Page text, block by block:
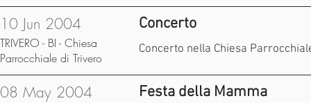
10 Jun 2004
TRIVERO - BI - Chiesa
Parrocchiale di Trivero
Concerto
Concerto nella Chiesa
08 May 2004 Festa della Mamma